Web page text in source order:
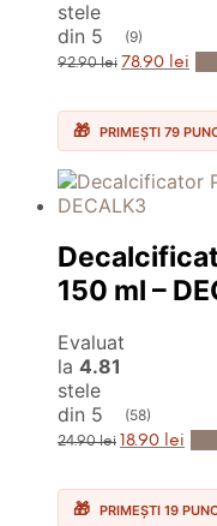
stele
din 5
(9)
92.90lei Prețul
inițial
fost:
92.90 lei.
78.90 lei
PRIMEȘTI 79
150 ml –
Evaluat
la 4.81
stele
din 5
(58)
24.90lei Prețul
inițial
fost:
24.90 lei.
18.90 lei
PRIMEȘTI 19